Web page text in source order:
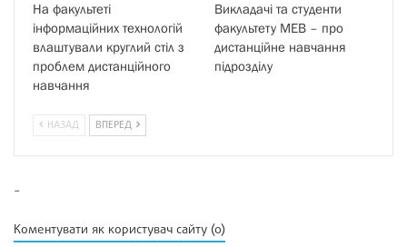
На факультеті
інформаційних технологій
влаштували круглий стіл з
проблем дистанційного
навчання
Викладачі та студенти
факультету МЕВ – про
дистанційне навчання
підрозділу
НАЗАД ВПЕРЕД
-
Коментувати як користувач сайту (0)